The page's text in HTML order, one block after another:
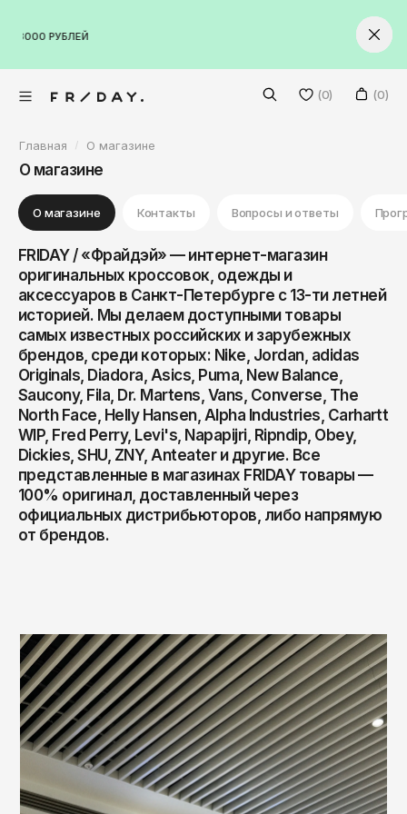
НАШИ
ИСКЛЮЧИТЕЛЬНО
Обувь
Кроссовки на лето
Ботинки
Кроссовки
Кеды
Сланцы
Уход за обувью
Верхняя одежда
Куртки на лето
Парки
Пуховики
Куртки
Жилеты
Бомберы
Женское
Обувь
Кроссовки на лето
Ботинки
Кроссовки
Кеды
Сланцы
Уход за обувью
Верхняя одежда
Ветровки
Парки
Пуховики
Куртки
Жилеты
Бренды
Все бренды
Adidas Originals
Alpha Industries
Anta
Anteater
Asics
Carhartt WIP
Casio
Converse
Crocs
Diadora
Dickies
Didriksons
Новинки
Скидки
Санкт-Петербург
+7 (965) 579-03-90
Магазины
Войти
(0) (0)
Главная О магазине
О магазине
О магазине Контакты Вопросы и ответы
FRIDAY / «Фрайдэй» — интернет-магазин
оригинальных кроссовок, одежды и
аксессуаров в Санкт-Петербурге с 13-ти летней
историей. Мы делаем доступными товары
самых известных российских и зарубежных
брендов, среди которых: Nike, Jordan, adidas
Originals, Diadora, Asics, Puma, New Balance,
Saucony, Fila, Dr. Martens, Vans, Converse, The
North Face, Helly Hansen, Alpha Industries, Carhartt
WIP, Fred Perry, Levi's, Napapijri, Ripndip, Obey,
Dickies, SHU, ZNY, Anteater и другие. Все
представленные в магазинах FRIDAY товары —
100% оригинал, доставленный через
официальных дистрибьюторов, либо напрямую
от брендов.
Волгоград
Казань
Красноярск
Нижний Новгород
Санкт-Петербург
Абакан
Анадырь
Архангельск
Астрахань
Барнаул
Белгород
Биробиджан
Великий Новгород
Владивосток
Владикавказ
Владимир
Волгоград
Волгодонск